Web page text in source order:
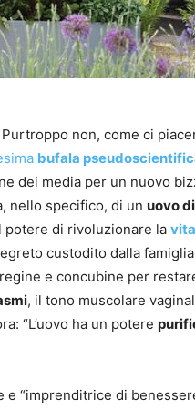
non, come ci
bufala
dei media per un nuovo
nello specifico, di un uovo
potere di rivoluzionare la
custodito dalla
e concubine per
, il tono muscolare
“L’uovo ha un potere
e “imprenditrice di